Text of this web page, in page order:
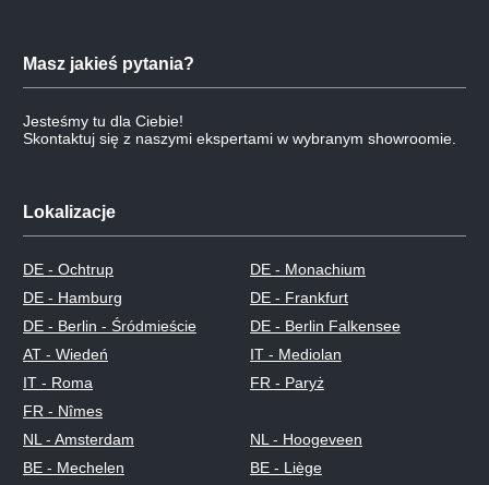
Masz jakieś pytania?
Jesteśmy tu dla Ciebie!
Skontaktuj się z naszymi ekspertami w wybranym showroomie.
Lokalizacje
DE - Ochtrup
DE - Monachium
DE - Hamburg
DE - Frankfurt
DE - Berlin - Śródmieście
DE - Berlin Falkensee
AT - Wiedeń
IT - Mediolan
IT - Roma
FR - Paryż
FR - Nîmes
NL - Amsterdam
NL - Hoogeveen
BE - Mechelen
BE - Liège